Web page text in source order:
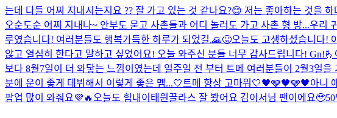
는데 다들 어찌 지내시는지요 ?? 잘 가고 있는 것 같나요?😊 저는 좋아하는 것을
오순도순 어찌 지내나~ 안부도 묻고 사촌들과 어디 놀러도 가고 사촌 형 방...우리
루였습니다! 여러분들도 행복가득한 하루가 되었길.🙏😝오늘도 고생하셨습니다!
않고 열심히 한다고 말하고 싶었어요! 오늘 와주신 분들 너무 감사드립니다! Gn!🫰
보다 8월7일이 더 와닿는 느낌이였는데 일주일 전 부터 트메 여러분들이 2월3일
분에 운이 좋게 데뷔해서 이렇게 좋은 멤...🤍트메 항상 고마워🤍🖤🩶🖤🩶🖤아니
팝업 많이 와줘요💜🔥 오늘도 힘내 이태원끌라스 잘 봤어요 김이서님 팬이에요🥹